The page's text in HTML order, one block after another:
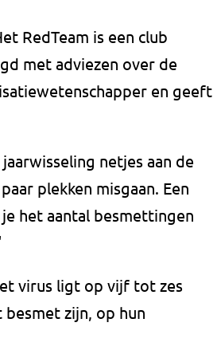
RedTeam is een club
met adviezen over de
en geeft
netjes aan de
plekken misgaan. Een
het aantal besmettingen
virus ligt op vijf tot zes
zijn, op hun